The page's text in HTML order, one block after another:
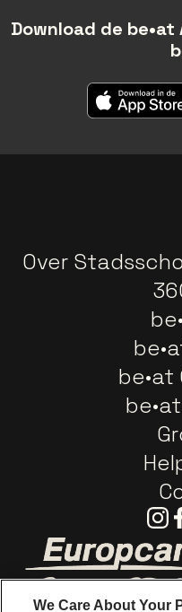
Download de
Over
be•at
Ga naar
We Care About Your